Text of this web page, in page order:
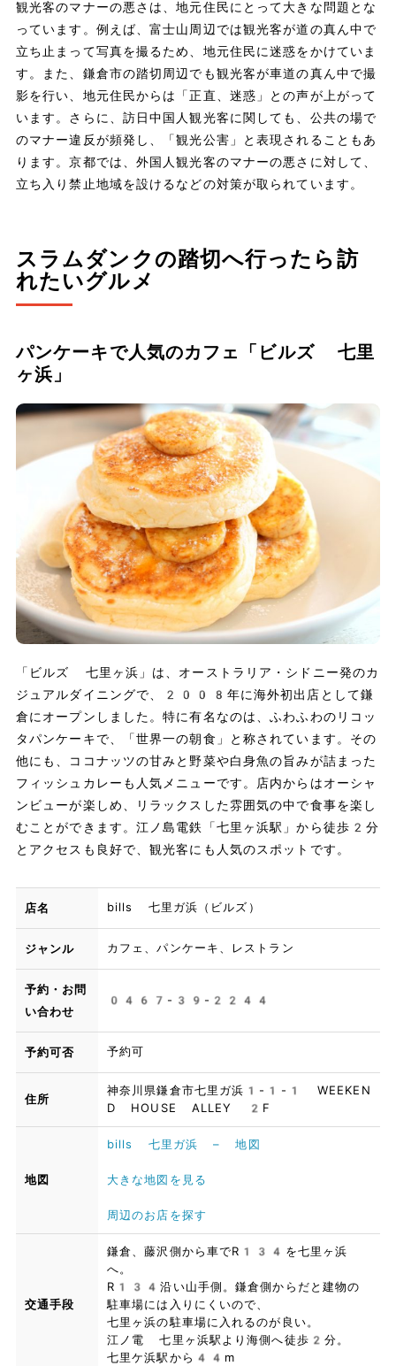
観光客のマナーの悪さは、地元住民にとって大きな問題とな
っています。例えば、富士山周辺では観光客が道の真ん中で
立ち止まって写真を撮るため、地元住民に迷惑をかけていま
す。また、鎌倉市の踏切周辺でも観光客が車道の真ん中で撮
影を行い、地元住民からは「正直、迷惑」との声が上がって
います。さらに、訪日中国人観光客に関しても、公共の場で
のマナー違反が頻発し、「観光公害」と表現されることもあ
ります。京都では、外国人観光客のマナーの悪さに対して、
立ち入り禁止地域を設けるなどの対策が取られています。
スラムダンクの踏切へ行ったら訪
れたいグルメ
パンケーキで人気のカフェ「ビルズ 七里
ヶ浜」
「ビルズ 七里ヶ浜」は、オーストラリア・シドニー発のカ
ジュアルダイニングで、2008年に海外初出店として鎌
倉にオープンしました。特に有名なのは、ふわふわのリコッ
タパンケーキで、「世界一の朝食」と称されています。その
他にも、ココナッツの甘みと野菜や白身魚の旨みが詰まった
フィッシュカレーも人気メニューです。店内からはオーシャ
ンビューが楽しめ、リラックスした雰囲気の中で食事を楽し
むことができます。江ノ島電鉄「七里ヶ浜駅」から徒歩2分
とアクセスも良好で、観光客にも人気のスポットです。
店名 bills 七里ガ浜（ビルズ）
ジャンル カフェ、パンケーキ、レストラン
予約・お問
い合わせ
0467-39-2244
予約可否 予約可
住所
神奈川県鎌倉市七里ガ浜1-1-1 WEEKEN
D HOUSE ALLEY 2F
地図
bills 七里ガ浜 – 地図
大きな地図を見る
周辺のお店を探す
交通手段
鎌倉、藤沢側から車でR134を七里ヶ浜
へ。
R134沿い山手側。鎌倉側からだと建物の
駐車場には入りにくいので、
七里ヶ浜の駐車場に入れるのが良い。
江ノ電 七里ヶ浜駅より海側へ徒歩2分。
七里ケ浜駅から44m